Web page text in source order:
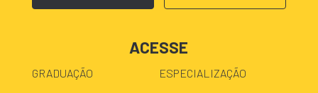
ACESSE
GRADUAÇÃO ESPECIALIZAÇÃO